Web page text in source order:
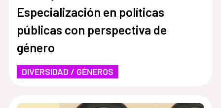
Especialización en políticas
públicas con perspectiva de
género
DIVERSIDAD / GÉNEROS